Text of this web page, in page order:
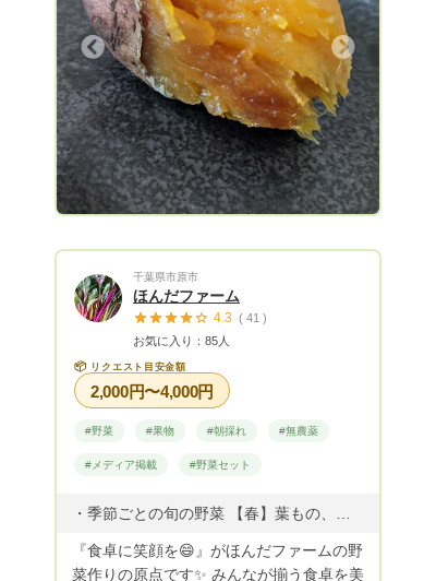
1キロプラスごとに+1,000円 （送料別）
🔴本数、キロ数など、ご相談に応じます。
上記金額は皮付きのキロ数と値段です。
サービスとして、採れたてを茹でてからの
ご発送も承ります。
かった野菜はお客様に出しません😣 なの
で、種類が極端に減ってる時期もあります
がご了承ください!!! 自分で食べた感動を、
他の人たちにも味わってもらいたくて「ご
ひいき」を始めました😀 騙してはいない
のですが、騙されたと思って食べてみて下
さい!!! 家族の健康は毎日の食卓から、、、
Next
千葉県市原市
ほんだファーム
4.3 ( 41 )
お気に入り：85人
📦 リクエスト目安金額
2,000円〜4,000円
#野菜 #果物 #朝採れ #無農薬
#メディア掲載 #野菜セット
『食卓に笑顔を😄』がほんだファームの野
菜作りの原点です✨ みんなが揃う食卓を美